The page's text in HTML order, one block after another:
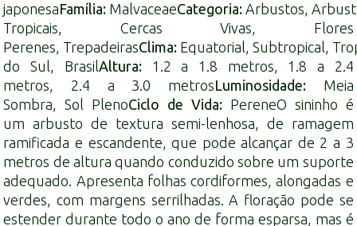
japonesaFamília: MalvaceaeCategoria: Arbustos,
Tropicais, Cercas Vivas, Flores
Perenes, TrepadeirasClima: Equatorial,Subtropical,
do Sul, BrasilAltura: 1.2 a 1.8 metros, 1.8 a 2.4
metros, 2.4 a 3.0 metrosLuminosidade:
Meia
Sombra,Sol PlenoCiclo de Vida: PereneO sininho é
umarbusto de textura semi-lenhosa, de ramagem
ramificada e escandente, que pode alcançar de 2 a 3
metros de altura quando conduzido sobre um suporte
adequado. Apresenta folhas cordiformes, alongadas e
verdes, com margens serrilhadas. A floração pode se
estender durante todo o ano de forma esparsa, mas é